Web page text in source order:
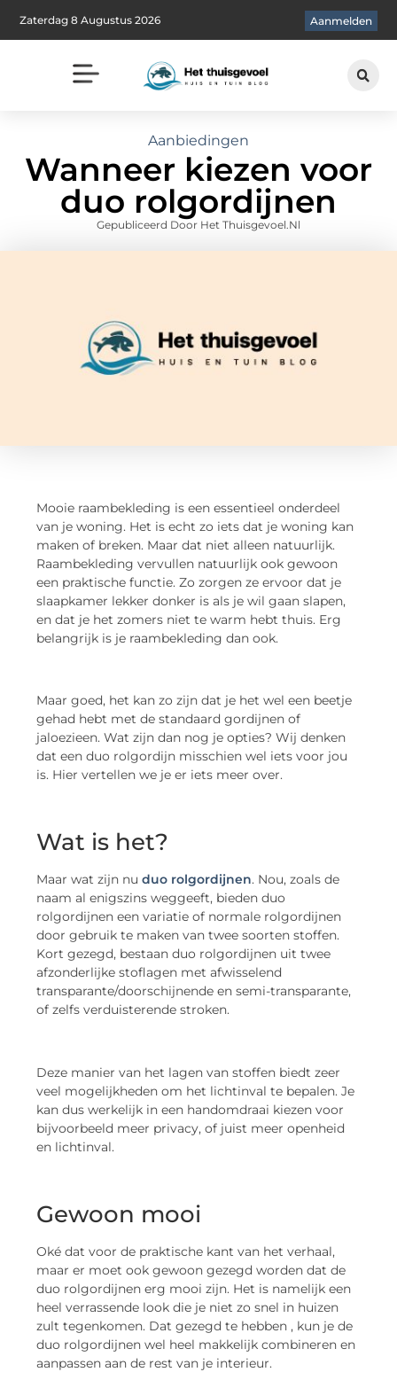
Zaterdag 8 Augustus 2026 Aanmelden
Aanbiedingen
Wanneer kiezen voor
duo rolgordijnen
Gepubliceerd Door Het Thuisgevoel.nl
Mooie raambekleding is een essentieel onderdeel
van je woning. Het is echt zo iets dat je woning kan
maken of breken. Maar dat niet alleen natuurlijk.
Raambekleding vervullen natuurlijk ook gewoon
een praktische functie. Zo zorgen ze ervoor dat je
slaapkamer lekker donker is als je wil gaan slapen,
en dat je het zomers niet te warm hebt thuis. Erg
belangrijk is je raambekleding dan ook.
Maar goed, het kan zo zijn dat je het wel een beetje
gehad hebt met de standaard gordijnen of
jaloezieen. Wat zijn dan nog je opties? Wij denken
dat een duo rolgordijn misschien wel iets voor jou
is. Hier vertellen we je er iets meer over.
Wat is het?
Maar wat zijn nuduo rolgordijnen. Nou, zoals de
naam al enigszins weggeeft, bieden duo
rolgordijnen een variatie of normale rolgordijnen
door gebruik te maken van twee soorten stoffen.
Kort gezegd, bestaan duo rolgordijnen uit twee
afzonderlijke stoflagen met afwisselend
transparante/doorschijnende en semi-transparante,
of zelfs verduisterende stroken.
Deze manier van het lagen van stoffen biedt zeer
veel mogelijkheden om het lichtinval te bepalen. Je
kan dus werkelijk in een handomdraai kiezen voor
bijvoorbeeld meer privacy, of juist meer openheid
en lichtinval.
Gewoon mooi
Oké dat voor de praktische kant van het verhaal,
maar er moet ook gewoon gezegd worden dat de
duo rolgordijnen erg mooi zijn. Het is namelijk een
heel verrassende look die je niet zo snel in huizen
zult tegenkomen. Dat gezegd te hebben , kun je de
duo rolgordijnen wel heel makkelijk combineren en
aanpassen aan de rest van je interieur.